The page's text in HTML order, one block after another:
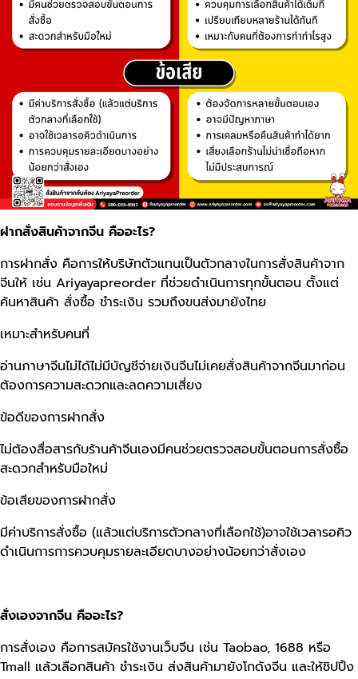
ฝากสั่งสินค้าจากจีน คืออะไร?
การฝากสั่ง คือการให้บริษัทตัวแทนเป็นตัวกลางในการสั่งสินค้าจาก
จีนให้ เช่น Ariyayapreorder ที่ช่วยดำเนินการทุกขั้นตอน ตั้งแต่
ค้นหาสินค้า สั่งซื้อ ชำระเงิน รวมถึงขนส่งมายังไทย
เหมาะสำหรับคนที่
อ่านภาษาจีนไม่ได้ไม่มีบัญชีจ่ายเงินจีนไม่เคยสั่งสินค้าจากจีนมาก่อน
ต้องการความสะดวกและลดความเสี่ยง
ข้อดีของการฝากสั่ง
ไม่ต้องสื่อสารกับร้านค้าจีนเองมีคนช่วยตรวจสอบขั้นตอนการสั่งซื้อ
สะดวกสำหรับมือใหม่
ข้อเสียของการฝากสั่ง
มีค่าบริการสั่งซื้อ (แล้วแต่บริการตัวกลางที่เลือกใช้)อาจใช้เวลารอคิว
ดำเนินการการควบคุมรายละเอียดบางอย่างน้อยกว่าสั่งเอง
สั่งเองจากจีน คืออะไร?
การสั่งเอง คือการสมัครใช้งานเว็บจีน เช่น Taobao, 1688 หรือ
Tmall แล้วเลือกสินค้า ชำระเงิน ส่งสินค้ามายังโกดังจีน และให้ชิปปิ้ง